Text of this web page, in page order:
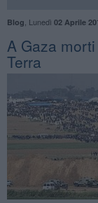
Blog Lunedì 02 Aprile
A Gaza
Terra